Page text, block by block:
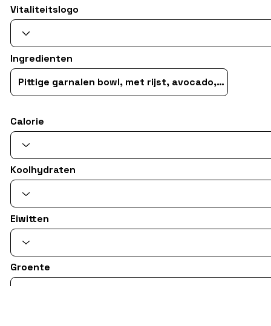
Ingredienten
Vitaliteitslogo
Calorie
Koolhydraten
Eiwitten
Groente